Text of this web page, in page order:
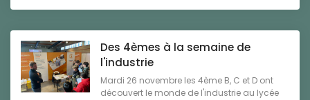
Des 4èmes à la semaine de
l'industrie
Mardi 26 novembre les 4ème B, C et D ont
découvert le monde de l'industrie au lycée